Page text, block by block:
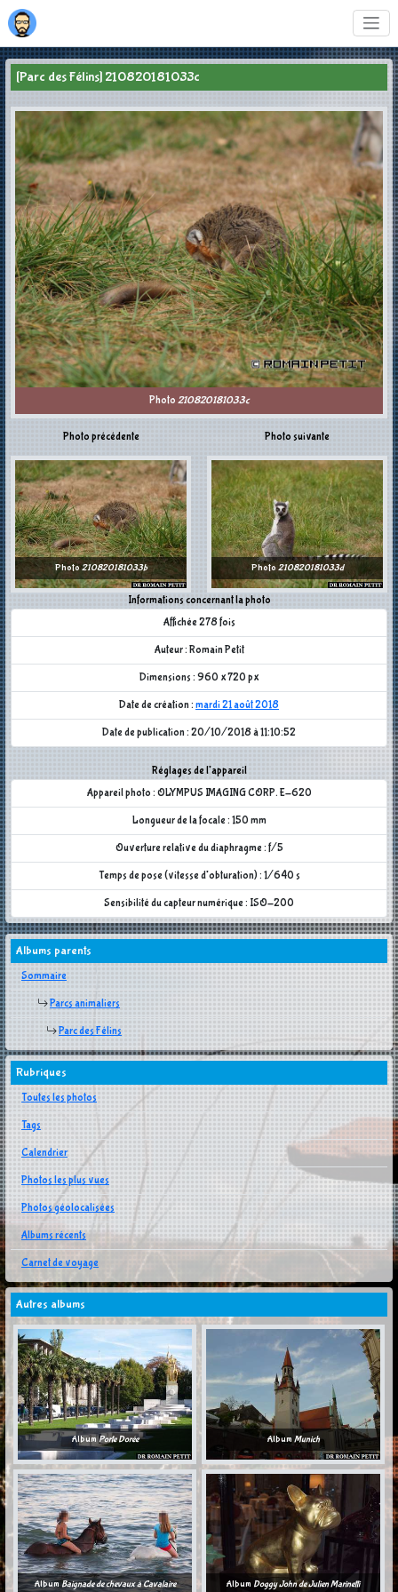
[Parc des Félins] 210820181033c
Photo 210820181033c
Photo précédente
Photo210820181033b
Informations concernant la photo
Affichée 278 fois
Auteur : Romain Petit
Dimensions : 960 x 720 px
Date de création : mardi 21 août 2018
Date de publication : 20/10/2018 à 11:10:52
Réglages de l'appareil
Appareil photo : OLYMPUS IMAGING CORP. E-620
Longueur de la focale : 150 mm
Ouverture relative du diaphragme : f/5
Temps de pose (vitesse d'obturation) : 1/640 s
Sensibilité du capteur numérique : ISO-200
Photo suivante
Photo 210820181033d
Albums parents
Sommaire
Parcs animaliers
Parc des Félins
Rubriques
Toutes les photos
Tags
Calendrier
Photos les plus vues
Photos géolocalisées
Albums récents
Carnet de voyage
Autres albums
AlbumPorte Dorée Album Munich
AlbumBaignade de chevaux à Cavalaire Album Doggy John de Julien Marinetti